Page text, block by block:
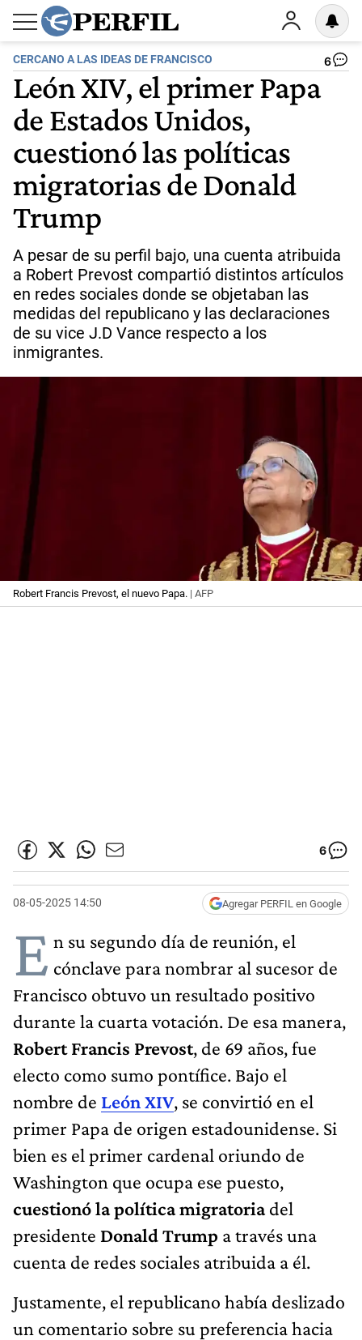
CERCANO A LAS IDEAS DE FRANCISCO 6
León XIV, el primer Papa
de Estados Unidos,
cuestionó las políticas
migratorias de Donald
Trump
A pesar de su perfil bajo, una cuenta atribuida
a Robert Prevost compartió distintos artículos
en redes sociales donde se objetaban las
medidas del republicano y las declaraciones
de su vice J.D Vance respecto a los
inmigrantes.
Robert Francis Prevost, el nuevo Papa. | AFP
6
08-05-2025 14:50 Agregar PERFIL en Google
E n su segundo día de reunión, el
cónclave para nombrar al sucesor de
Francisco obtuvo un resultado positivo
durante la cuarta votación. De esa manera,
Robert Francis Prevost, de 69 años, fue
electo como sumo pontífice. Bajo el
nombre de León XIV, se convirtió en el
primer Papa de origen estadounidense. Si
bien es el primer cardenal oriundo de
Washington que ocupa ese puesto,
cuestionó la política migratoriadel
presidente Donald Trump a través una
cuenta de redes sociales atribuida a él.
Justamente, el republicano había deslizado
un comentario sobre su preferencia hacia